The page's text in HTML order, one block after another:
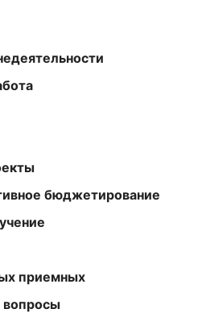
бюджетирование
приемных
вопросы